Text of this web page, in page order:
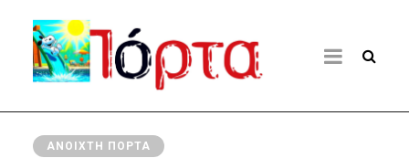
ΑΝΟΙΧΤΉ ΠΌΡΤΑ